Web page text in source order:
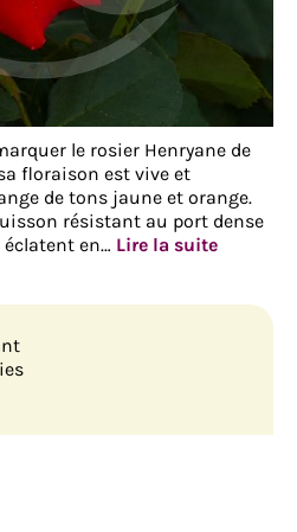
le rosier Henryane de
floraison est vive et
de tons jaune et orange.
résistant au port dense
éclatent en… Lire la suite